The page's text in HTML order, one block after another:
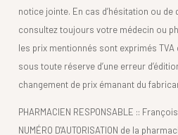
notice jointe. En cas d’hésitation ou de
consultez toujours votre médecin ou
les prix mentionnés sont exprimés
sous toute réserve d’une erreur
changement de prix émanant du
PHARMACIEN RESPONSABLE ::
NUMÉRO D'AUTORISATION de la